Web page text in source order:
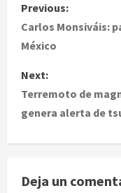
o
t
n
a
v
Previous:
Carlos Monsiváis:
México
Next:
Terremoto de
genera alerta de
Deja un